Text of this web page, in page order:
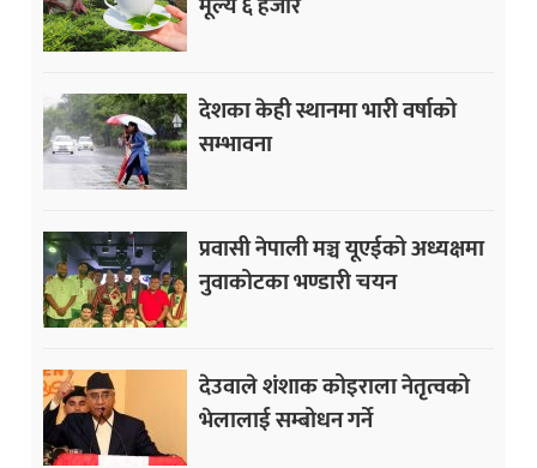
देशका केही स्थानमा भारी वर्षाको
सम्भावना
प्रवासी नेपाली मञ्च यूएईको अध्यक्षमा
नुवाकोटका भण्डारी चयन
देउवाले शंशाक कोइराला नेतृत्वको
भेलालाई सम्बोधन गर्ने